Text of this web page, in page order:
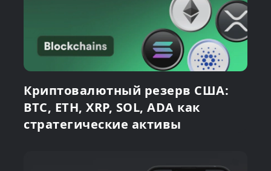
Криптовалютный резерв США:
BTC, ETH, XRP, SOL, ADA как
стратегические активы